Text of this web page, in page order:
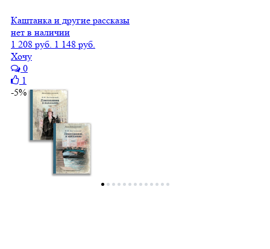
Каштанка и другие рассказы
нет в наличии
1 208 руб. 1 148 руб.
Хочу
0
1
-5%